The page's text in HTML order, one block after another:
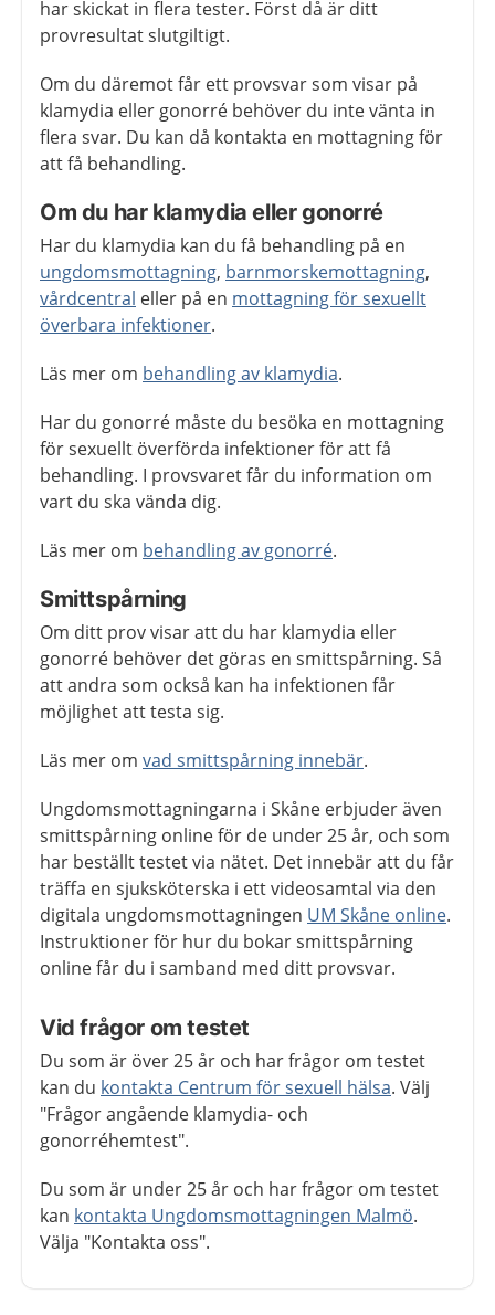
har skickat in flera tester. Först då är ditt
provresultat slutgiltigt.
Om du däremot får ett provsvar som visar på
klamydia eller gonorré behöver du inte vänta in
flera svar. Du kan då kontakta en mottagning för
att få behandling.
Om du har klamydia eller gonorré
Har du klamydia kan du få behandling på en
ungdomsmottagning, barnmorskemottagning,
vårdcentral eller på en mottagning för sexuellt
överbara infektioner.
Läs mer om behandling av klamydia.
Har du gonorré måste du besöka en mottagning
för sexuellt överförda infektioner för att få
behandling. I provsvaret får du information om
vart du ska vända dig.
Läs mer om behandling av gonorré.
Smittspårning
Om ditt prov visar att du har klamydia eller
gonorré behöver det göras en smittspårning. Så
att andra som också kan ha infektionen får
möjlighet att testa sig.
Läs mer om vad smittspårning innebär.
Ungdomsmottagningarna i Skåne erbjuder även
smittspårning online för de under 25 år, och som
har beställt testet via nätet. Det innebär att du får
träffa en sjuksköterska i ett videosamtal via den
digitala ungdomsmottagningen UM Skåne online.
Instruktioner för hur du bokar smittspårning
online får du i samband med ditt provsvar.
Vid frågor om testet
Du som är över 25 år och har frågor om testet
kan du kontakta Centrum för sexuell hälsa. Välj
"Frågor angående klamydia- och
gonorréhemtest".
Du som är under 25 år och har frågor om testet
kan kontakta Ungdomsmottagningen Malmö.
Välja "Kontakta oss".